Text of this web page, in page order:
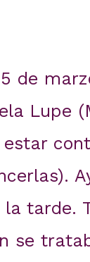
de
Lupe
la tarde.
se